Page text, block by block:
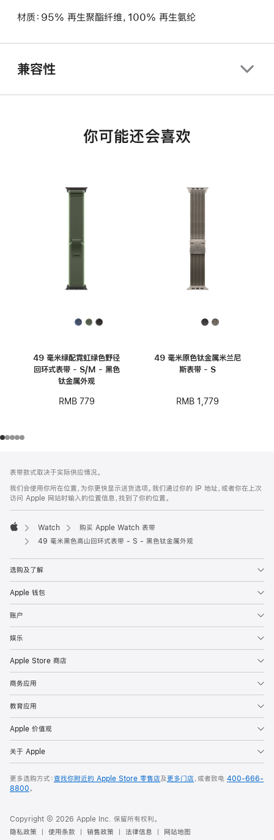
材质：95% 再生聚酯纤维，100% 再生氨纶
兼容性
你可能还会喜欢
49 毫米绿配霓虹绿色野径
回环式表带 - S/M - 黑色
钛金属外观
RMB 779
49 毫米原色钛金属米兰尼
斯表带 - S
RMB 1,779
页
页
脚
注
表带款式取决于实际供应情况。
我们会使用你所在位置，为你更快显示送货选项。我们通过你的 IP 地址，或者你在上次
访问 Apple 网站时输入的位置信息，找到了你的位置。
Apple
Watch
购买 Apple Watch 表带
49 毫米黑色高山回环式表带 - S - 黑色钛金属外观
选购及了解
Apple 钱包
账户
娱乐
Apple Store 商店
商务应用
教育应用
Apple 价值观
关于 Apple
更多选购方式：查找你附近的 Apple Store 零售店及更多门店，或者致电 400-666-
8800。
Copyright © 2026 Apple Inc. 保留所有权利。
隐私政策
使用条款 销售政策 法律信息 网站地图